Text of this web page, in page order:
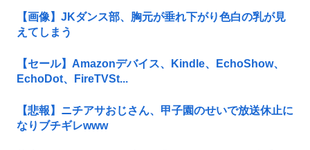
【画像】JKダンス部、胸元が垂れ下がり色白の乳が見
えてしまう
【セール】Amazonデバイス、Kindle、EchoShow、
EchoDot、FireTVSt...
【悲報】ニチアサおじさん、甲子園のせいで放送休止に
なりブチギレwww